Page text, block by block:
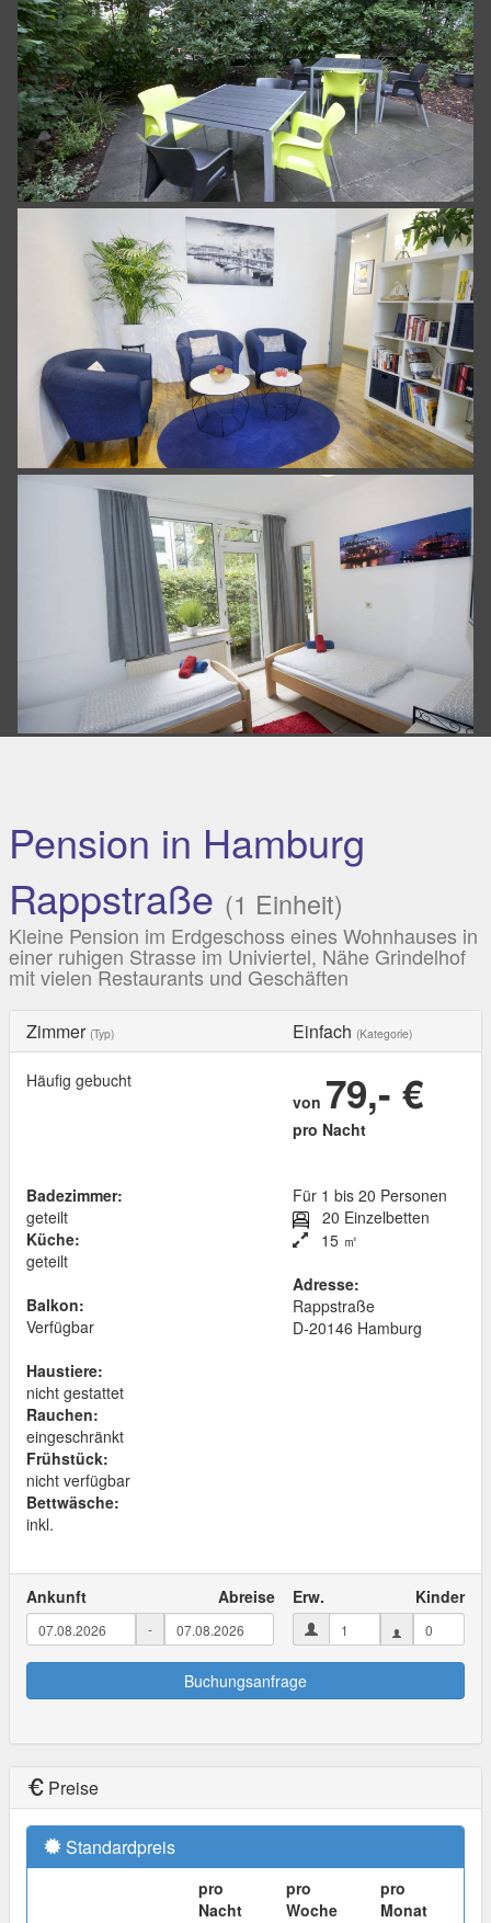
Pension in Hamburg
Rappstraße (1 Einheit)
Kleine Pension im Erdgeschoss eines Wohnhauses in
einer ruhigen Strasse im Univiertel, Nähe Grindelhof
mit vielen Restaurants und Geschäften
Zimmer (Typ) Einfach (Kategorie)
Häufig gebucht
von 79,- €
pro Nacht
Badezimmer:
geteilt
Küche:
geteilt
Balkon:
Verfügbar
Haustiere:
nicht gestattet
Rauchen:
eingeschränkt
Frühstück:
nicht verfügbar
Bettwäsche:
inkl.
Für 1 bis 20 Personen
20 Einzelbetten
15 ㎡
Adresse:
Rappstraße
D-20146 Hamburg
Ankunft Abreise
-
Erw. Kinder
Buchungsanfrage
Preise
Standardpreis
pro
Nacht
pro
Woche
pro
Monat